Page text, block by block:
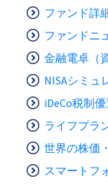
ファンド詳
ファンドニ
金融電卓（
NISAシミュ
iDeCo税制
ライフプラ
世界の株価
スマートフ